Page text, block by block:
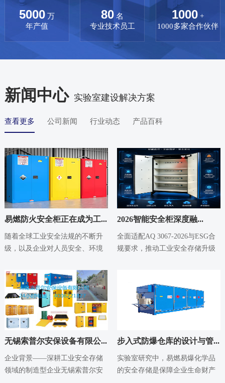
5000万
年产值
80 名
专业技术员工
1000 +
1000多家合作伙伴
新闻中心实验室建设解决方案
查看更多 公司新闻 行业动态 产品百科
易燃防火安全柜正在成为工...
2026-05-18
随着全球工业安全法规的不断升
级，以及企业对人员安全、环境
高，易燃防火安全柜...
2026智能安全柜深度融...
2026-05-14
全面适配AQ 3067-2026与ESG合
规要求，推动工业安全存储升级
无锡索普尔安保设备有限公...
2026-05-14
企业背景——深耕工业安全存储
领域的制造型企业无锡索普尔安
步入式防爆仓库的设计与管...
2026-05-14
实验室研究中，易燃易爆化学品
的安全存储是保障企业生命财产